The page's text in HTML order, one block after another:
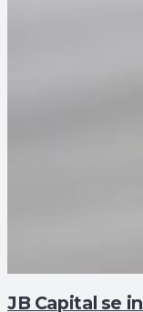
JB Capital se